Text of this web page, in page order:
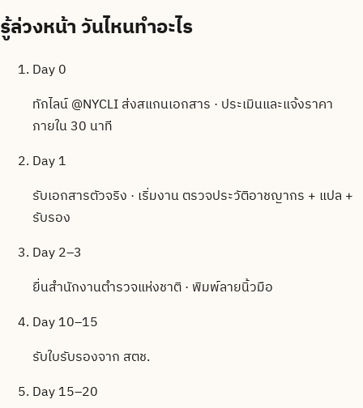
รู้ล่วงหน้าวันไหนทำอะไร
Day 0
ทักไลน์ @NYCLI ส่งสแกนเอกสาร · ประเมินและแจ้งราคา
ภายใน 30 นาที
Day 1
รับเอกสารตัวจริง · เริ่มงาน ตรวจประวัติอาชญากร + แปล +
รับรอง
Day 2–3
ยื่นสำนักงานตำรวจแห่งชาติ · พิมพ์ลายนิ้วมือ
Day 10–15
รับใบรับรองจาก สตช.
Day 15–20